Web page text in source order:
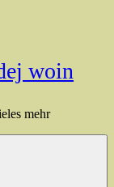
woin
mehr